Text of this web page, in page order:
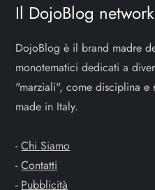
n
e
a
r
t
Il DojoBlog network
DojoBlog è il brand madre
monotematici dedicati a
"marziali", come disciplina
made in Italy.
-Chi Siamo
-Contatti
- Pubblicità